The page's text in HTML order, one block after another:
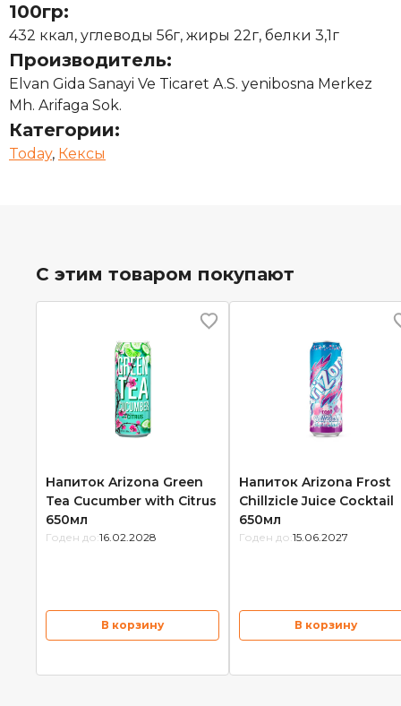
100гр:
432 ккал, углеводы 56г, жиры 22г, белки 3,1г
Производитель:
Elvan Gida Sanayi Ve Ticaret A.S. yenibosna Merkez
Mh. Arifaga Sok.
Категории:
Today, Кексы
С этим товаром покупают
Напиток Arizona Green
Tea Cucumber with Citrus
650мл
Годен до: 16.02.2028
В корзину
Напиток Arizona Frost
Chillzicle Juice Cocktail
650мл
Годен до: 15.06.2027
В корзину